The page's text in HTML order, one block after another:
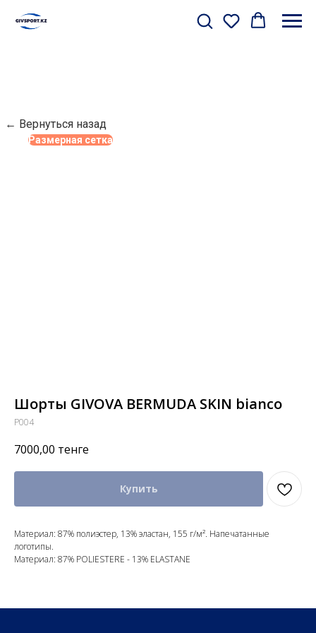
← Вернуться назад
Размерная сетка
Шорты GIVOVA BERMUDA SKIN bianco
P004
7000,00 тенге
Купить
Материал: 87% полиэстер, 13% эластан, 155 г/м². Напечатанные
логотипы.
Материал: 87% POLIESTERE - 13% ELASTANE